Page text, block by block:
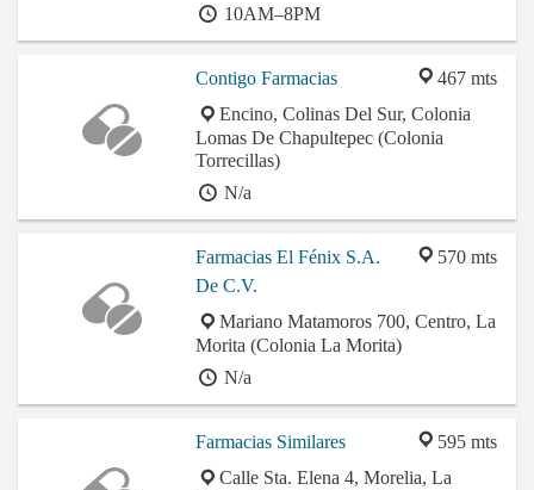
10AM–8PM
467 mts
Contigo Farmacias
Encino, Colinas Del Sur, Colonia
Lomas De Chapultepec (Colonia
Torrecillas)
N/a
570 mts
Farmacias El Fénix S.A.
De C.V.
Mariano Matamoros 700, Centro, La
Morita (Colonia La Morita)
N/a
595 mts
Farmacias Similares
Calle Sta. Elena 4, Morelia, La